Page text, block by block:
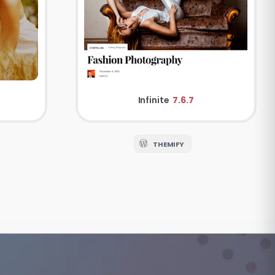
Infinite 7.6.7
THEMIFY